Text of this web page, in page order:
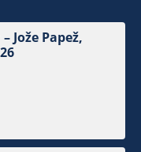
Jože Papež,